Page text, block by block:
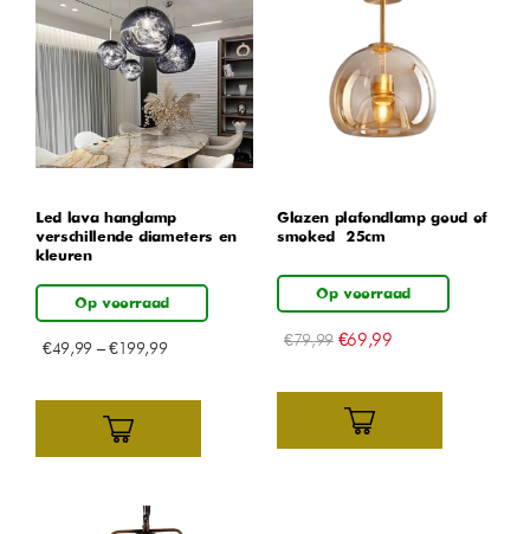
Led lava hanglamp –
verschillende diameters en
kleuren
Op voorraad
€49,99–€199,99
Glazen plafondlamp goud of
smoked – 25cm
Op voorraad
€79,99 €69,99